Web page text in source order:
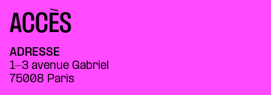
ACCÈS
ADRESSE
1-3 avenue Gabriel
75008 Paris